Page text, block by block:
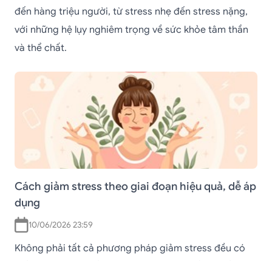
đến hàng triệu người, từ stress nhẹ đến stress nặng,
với những hệ lụy nghiêm trọng về sức khỏe tâm thần
và thể chất.
Cách giảm stress theo giai đoạn hiệu quả, dễ áp
dụng
10/06/2026 23:59
Không phải tất cả phương pháp giảm stress đều có